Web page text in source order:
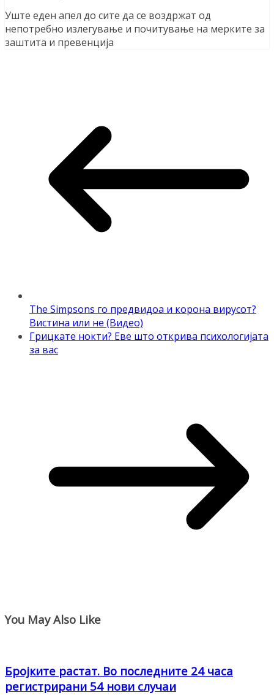
Уште еден апел до сите да се воздржат од
непотребно излегување и почитување на мерките за
заштита и превенција
The Simpsons го предвидоа и корона вирусот?
Вистина или не (Видео)
Грицкате нокти? Еве што открива психологијата
за вас
You May Also Like
Бројките растат. Во последните 24 часа
регистрирани 54 нови случаи